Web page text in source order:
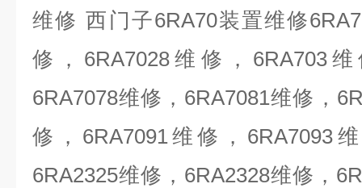
维修 西门子6RA70装置维修
修， 6RA7028 维修， 6RA703维
6RA7078维修， 6RA7081维修，
修， 6RA7091维修， 6RA7093
6RA2325维修 ， 6RA2328维修，